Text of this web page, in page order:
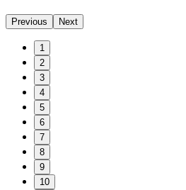
Previous Next
1
2
3
4
5
6
7
8
9
10